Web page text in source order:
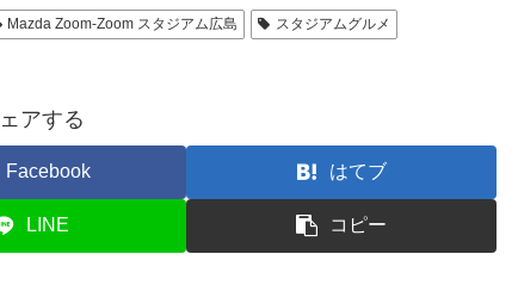
Mazda Zoom-Zoom スタジアム広島 スタジアムグルメ
アする
Facebook はてブ
LINE コピー